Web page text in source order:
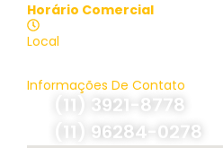
Horário Comercial
Local
Informações De Contato
(11) 3921-8778
(11) 96284-0278